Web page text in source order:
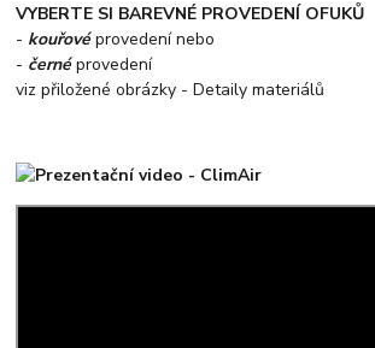
VYBERTE SI BAREVNÉ PROVEDENÍ OFUKŮ
- kouřovéprovedení nebo
- černéprovedení
viz přiložené obrázky - Detaily materiálů